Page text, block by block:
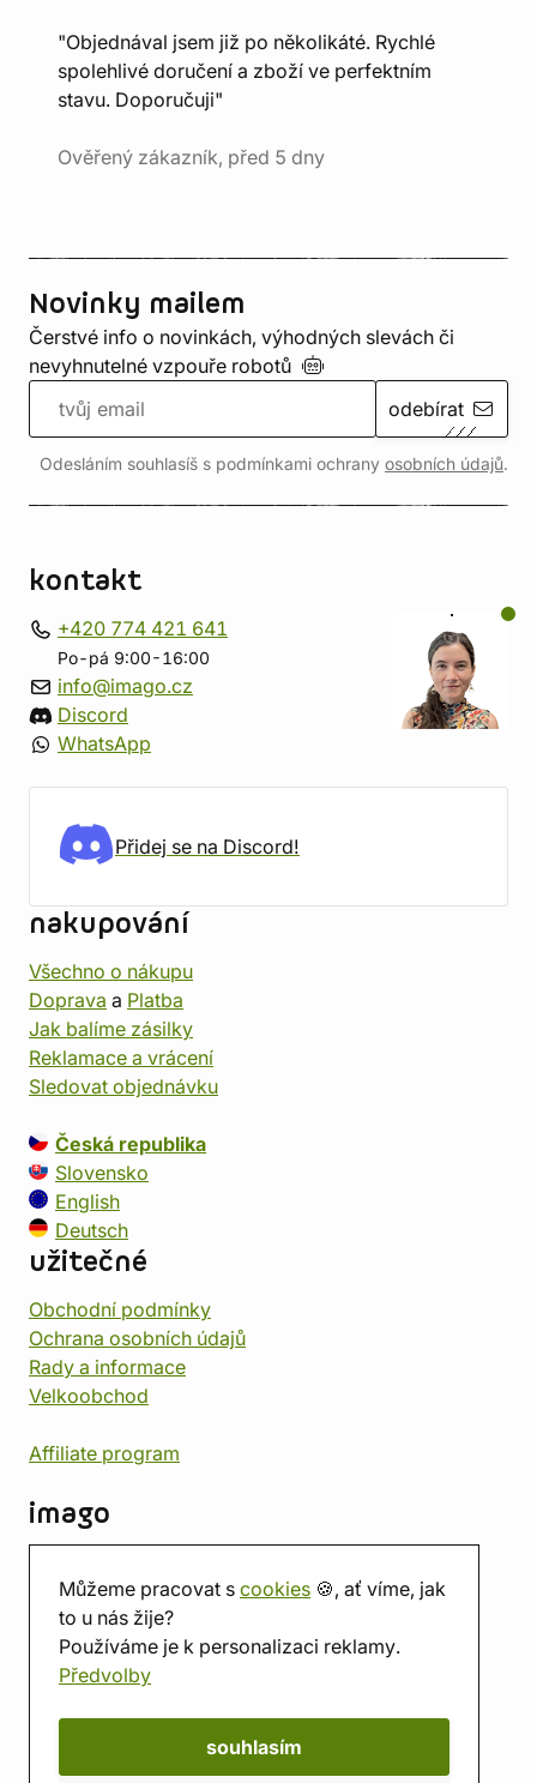
Můžeme pracovat s cookies 🍪, ať víme, jak
to u nás žije?
Používáme je k personalizaci reklamy.
Předvolby
souhlasím
"Objednával jsem již po několikáté. Rychlé
spolehlivé doručení a zboží ve perfektním
stavu. Doporučuji"
Ověřený zákazník, před 5 dny
Novinky mailem
Čerstvé info o novinkách, výhodných slevách či
nevyhnutelné vzpouře robotů
odebírat
Odesláním souhlasíš s podmínkami ochrany osobních údajů.
kontakt
+420 774 421 641
Po-pá 9:00-16:00
info@imago.cz
Discord
WhatsApp
Přidej se na Discord!
nakupování
Všechno o nákupu
Doprava a Platba
Jak balíme zásilky
Reklamace a vrácení
Sledovat objednávku
Česká republika
Slovensko
English
Deutsch
užitečné
Obchodní podmínky
Ochrana osobních údajů
Rady a informace
Velkoobchod
Affiliate program
imago
Prodejna
Herna
O nás
Hodnocení obchodu